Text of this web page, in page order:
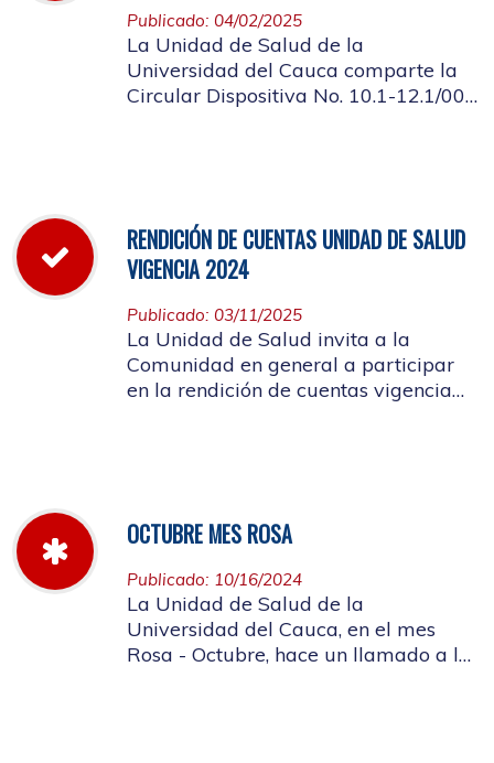
Publicado: 04/02/2025
La Unidad de Salud de la
Universidad del Cauca comparte la
Circular Dispositiva No. 10.1-12.1/002
RENDICIÓN DE CUENTAS UNIDAD DE SALUD
VIGENCIA 2024
Publicado: 03/11/2025
La Unidad de Salud invita a la
Comunidad en general a participar
en la rendición de cuentas vigencia
OCTUBRE MES ROSA
Publicado: 10/16/2024
La Unidad de Salud de la
Universidad del Cauca, en el mes
Rosa - Octubre, hace un llamado a la